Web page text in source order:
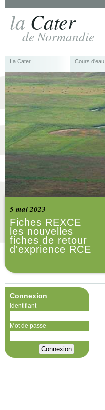
la Cater
de Normandie
La Cater Cours d'eau
5 mai 2023
Fiches REXCE
les nouvelles
fiches de retour
d'exprience RCE
Connexion
Identifiant
Mot de passe